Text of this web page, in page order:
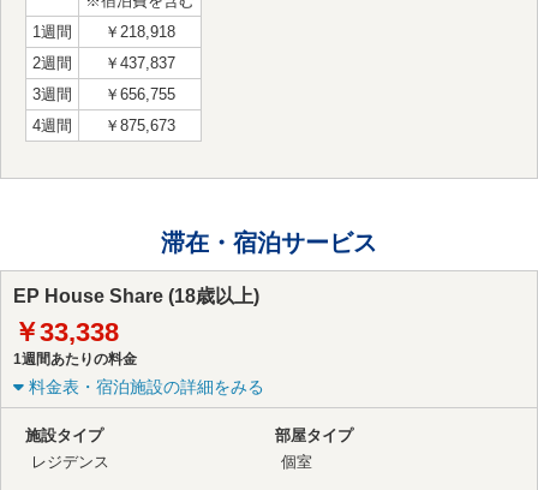
1週間
￥218,918
2週間
￥437,837
3週間
￥656,755
4週間
￥875,673
滞在・宿泊サービス
EP House Share (18歳以上)
￥33,338
1週間あたりの料金
料金表・宿泊施設の詳細をみる
施設タイプ
レジデンス
部屋タイプ
個室